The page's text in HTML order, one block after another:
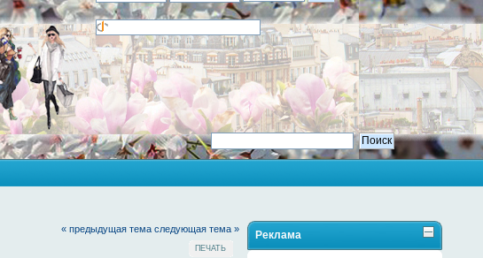
« предыдущая тема следующая тема »
ПЕЧАТЬ
Реклама